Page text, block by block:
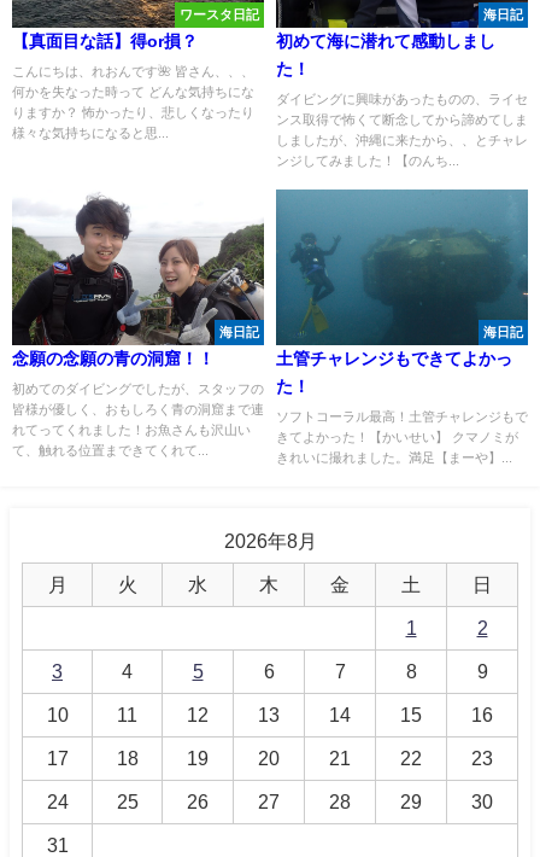
ワースタ日記
【真面目な話】得or損？
こんにちは、れおんです🌺 皆さん、、、
何かを失なった時って どんな気持ちにな
りますか？ 怖かったり、悲しくなったり
様々な気持ちになると思...
海日記
初めて海に潜れて感動しまし
た！
ダイビングに興味があったものの、ライセ
ンス取得で怖くて断念してから諦めてしま
しましたが、沖縄に来たから、、とチャレ
ンジしてみました！【のんち...
海日記
念願の念願の青の洞窟！！
初めてのダイビングでしたが、スタッフの
皆様が優しく、おもしろく青の洞窟まで連
れてってくれました！お魚さんも沢山い
て、触れる位置まできてくれて...
海日記
土管チャレンジもできてよかっ
た！
ソフトコーラル最高！土管チャレンジもで
きてよかった！【かいせい】 クマノミが
きれいに撮れました。満足【まーや】...
2026年8月
月 火 水 木 金 土 日
1 2
3 4 5 6 7 8 9
10 11 12 13 14 15 16
17 18 19 20 21 22 23
24 25 26 27 28 29 30
31